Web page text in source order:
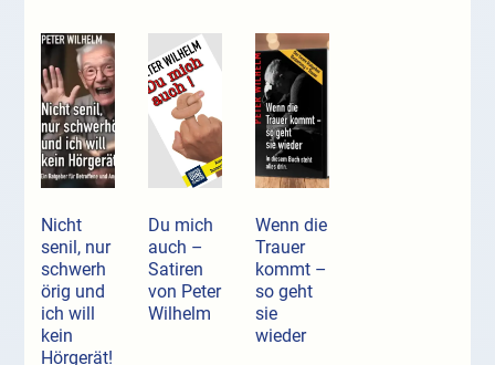
Nicht
senil, nur
schwerh
örig und
ich will
kein
Hörgerät!
Du mich
auch –
Satiren
von Peter
Wilhelm
Wenn die
Trauer
kommt –
so geht
sie
wieder